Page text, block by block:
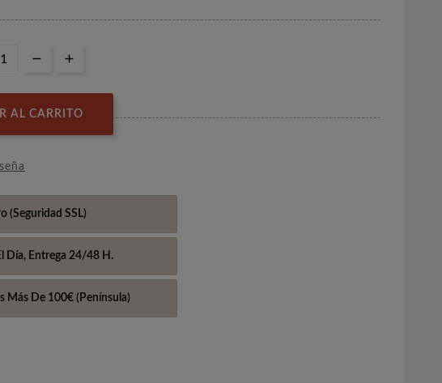
AL CARRITO
(Seguridad SSL)
Día, Entrega 24/48 H.
Más De 100€ (Península)